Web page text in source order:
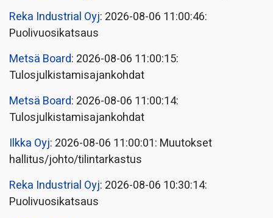
Reka Industrial Oyj: 2026-08-06 11:00:46:
Puolivuosikatsaus
Metsä Board: 2026-08-06 11:00:15:
Tulosjulkistamisajankohdat
Metsä Board: 2026-08-06 11:00:14:
Tulosjulkistamisajankohdat
Ilkka Oyj: 2026-08-06 11:00:01: Muutokset
hallitus/johto/tilintarkastus
Reka Industrial Oyj: 2026-08-06 10:30:14:
Puolivuosikatsaus